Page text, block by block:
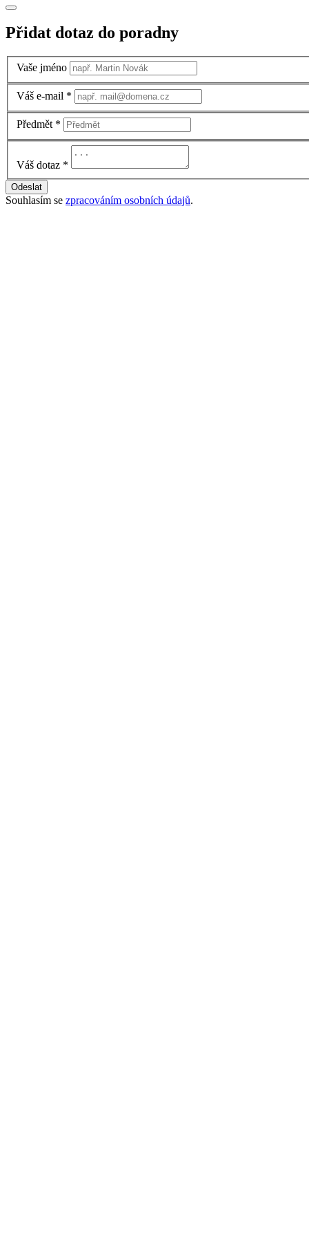
Přidat dotaz do poradny
Vaše jméno
Váš e-mail *
Předmět *
Váš dotaz *
Odeslat
Souhlasím se zpracováním osobních údajů.